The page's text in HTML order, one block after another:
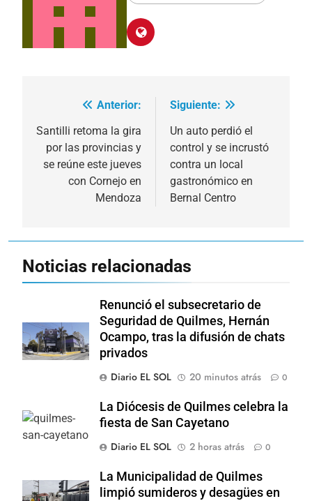
Navegación
de
entradas
Anterior:
Santilli retoma la gira
por las provincias y
se reúne este jueves
con Cornejo en
Mendoza
Siguiente:
Un auto perdió el
control y se incrustó
contra un local
gastronómico en
Bernal Centro
Noticias relacionadas
Renunció el subsecretario de
Seguridad de Quilmes, Hernán
Ocampo, tras la difusión de chats
privados
Diario EL SOL
20 minutos atrás 0
La Diócesis de Quilmes celebra la
fiesta de San Cayetano
Diario EL SOL
2 horas atrás 0
La Municipalidad de Quilmes
limpió sumideros y desagües en